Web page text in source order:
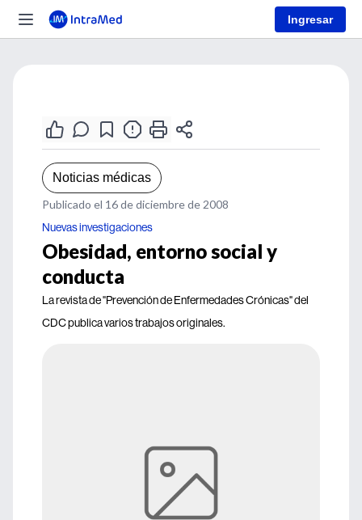
Ingresar
Noticias médicas
Publicado el 16 de diciembre de 2008
Nuevas investigaciones
Obesidad, entorno social y
conducta
La revista de "Prevención de Enfermedades Crónicas" del
CDC publica varios trabajos originales.